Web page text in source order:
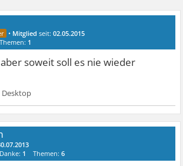
• Mitglied seit:02.05.2015
Themen: 1
soweit soll es nie wieder
Danke: 1 Themen:6